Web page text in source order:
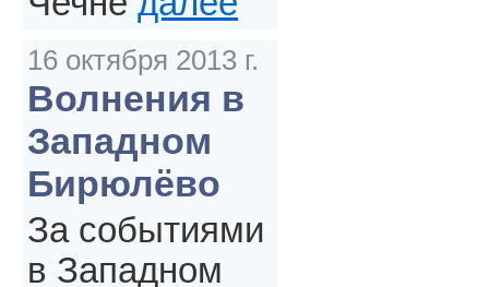
16 октября 2013 г.
Волнения в
Западном
Бирюлёво
За событиями
в Западном